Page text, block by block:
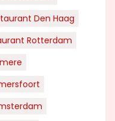
Den Haag
Rotterdam